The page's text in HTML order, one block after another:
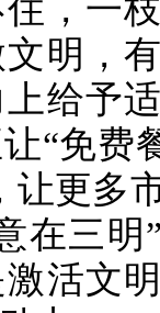
一枝
明，
给予
“免费
让更多
在三明
活文